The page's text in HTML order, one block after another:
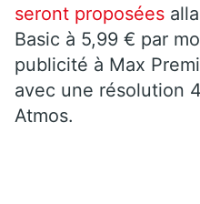
seront proposées
Basic à 5,99 € par
publicité à Max
avec une résolution
Atmos.